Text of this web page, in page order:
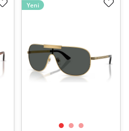
Yeni